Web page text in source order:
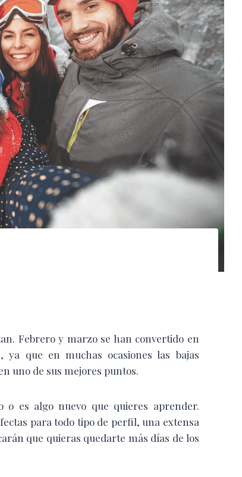
Febrero y marzo se han convertido en
ya que en muchas ocasiones las bajas
uno de sus mejores puntos.
o es algo nuevo que quieres aprender.
para todo tipo de perfil, una extensa
que quieras quedarte más días de los